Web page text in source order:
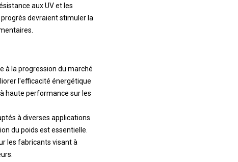
aux UV et les
devraient stimuler la
à la progression du marché
l'efficacité énergétique
haute performance sur les
à diverses applications
du poids est essentielle.
les fabricants visant à